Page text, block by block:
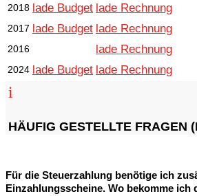
2018 lade Budget lade Rechnung
2017 lade Budget lade Rechnung
2016 lade Rechnung
2024 lade Budget lade Rechnung
i
HÄUFIG GESTELLTE FRAGEN
Für die Steuerzahlung benötige ich
Einzahlungsscheine. Wo bekomme ich